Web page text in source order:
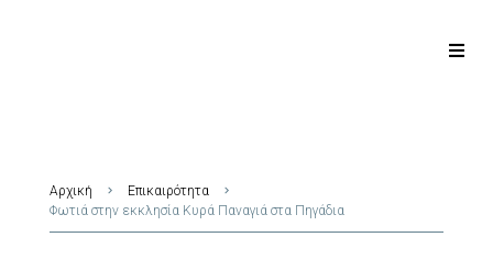
Αρχική
Επικαιρότητα
Φωτιά στην εκκλησία Κυρά Παναγιά στα Πηγάδια